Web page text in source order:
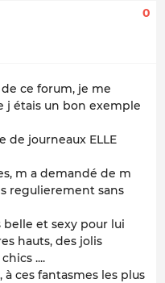
0
ce forum, je me
j étais un bon exemple
de journeaux ELLE
m a demandé de m
regulierement sans
et sexy pour lui
hauts, des jolis
....
à ces fantasmes les plus